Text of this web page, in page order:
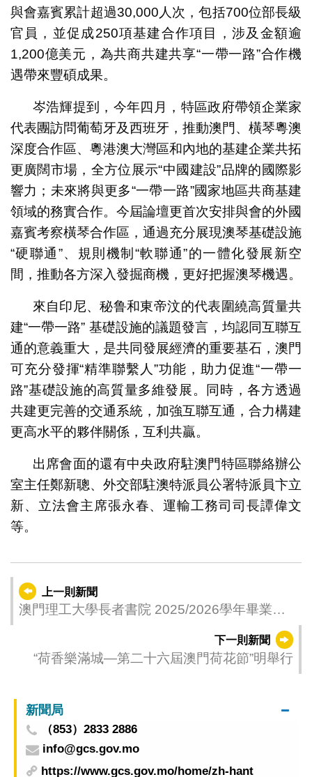
與會嘉賓累計超過30,000人次，包括700位部長級
官員，並促成250項基建合作項目，涉及金額逾
1,200億美元，為共商共建共享“一帶一路”合作機
遇帶來豐碩成果。
岑浩輝提到，今年四月，特區政府帶領企業家
代表團訪問葡萄牙及西班牙，推動澳門、橫琴粵澳
深度合作區、粵港澳大灣區和內地的基建企業共拓
更廣闊市場，全方位展示“中國建設”品牌的國際影
響力；未來將與更多“一帶一路”國家地區共商基建
領域的務實合作。今屆論壇更首次安排與會的外國
嘉賓考察橫琴合作區，通過充分展現澳琴基礎設施
“硬聯通”、規則機制“軟聯通”的一體化發展新空
間，推動各方深入發掘商機，更好把握澳琴機遇。
來自印尼、秘鲁和東帝汶的代表圍繞高質量共
建“一帶一路” 基礎設施的議題發言，均認同互聯互
通的意義重大，是共同發展經濟的重要基石，澳門
可充分發揮“精準聯繫人”功能，助力促進“一帶一
路”基礎設施的高質量多維發展。同時，各方透過
共建更完善的交通系統，加強互聯互通，合力構建
更高水平的夥伴關係，互利共贏。
出席會面的還有中央政府駐澳門特區聯絡辦公
室主任鄭新聰、外交部駐澳特派員公署特派員卞立
新、立法會主席張永春、運輸工務司司長譚偉文
等。
上一則新聞
澳門理工大學長者書院 2025/2026學年畢業典
下一則新聞
“荷香樂滿城—第二十六屆澳門荷花節”明舉行
新聞局
（853）2833 2886
info@gcs.gov.mo
https://www.gcs.gov.mo/home/zh-hant